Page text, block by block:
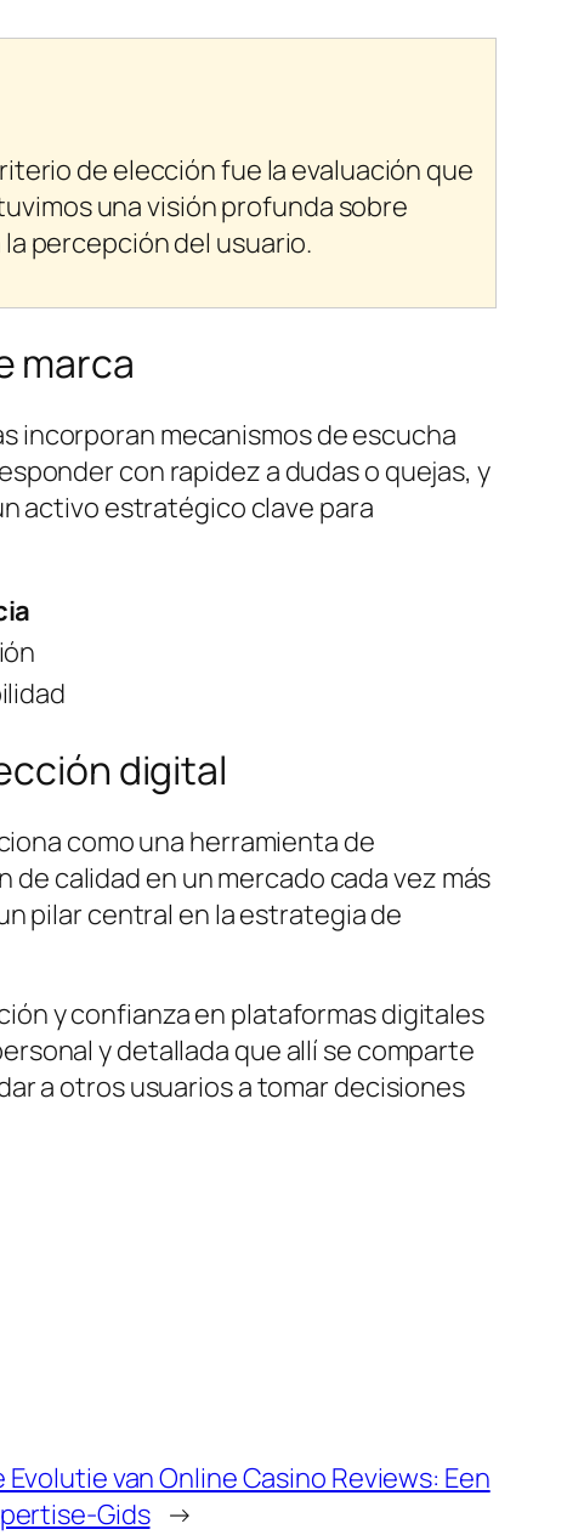
de elección fue la evaluación que
una visión profunda sobre
percepción del usuario.
marca
incorporan mecanismos de escucha
con rapidez a dudas o quejas, y
activo estratégico clave para
digital
como una herramienta de
calidad en un mercado cada vez más
pilar central en la estrategia de
y confianza en plataformas digitales
y detallada que allí se comparte
a otros usuarios a tomar decisiones
Evolutie van Online Casino Reviews: Een
Gids →